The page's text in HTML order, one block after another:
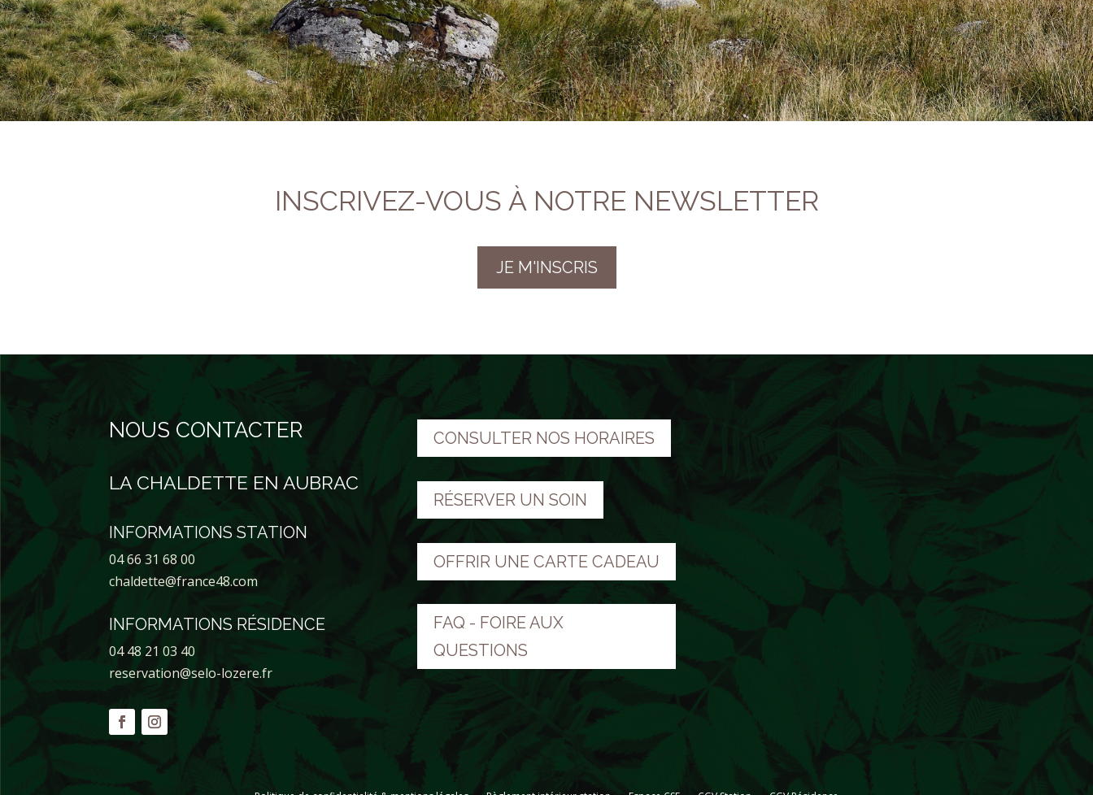
INSCRIVEZ-VOUS À NOTRE NEWSLETTER
JE M'INSCRIS
NOUS CONTACTER
LA CHALDETTE EN AUBRAC
INFORMATIONS STATION
04 66 31 68 00
chaldette@france48.com
INFORMATIONS RÉSIDENCE
04 48 21 03 40
reservation@selo-lozere.fr
CONSULTER NOS HORAIRES
RÉSERVER UN SOIN
OFFRIR UNE CARTE CADEAU
FAQ - FOIRE AUX
QUESTIONS